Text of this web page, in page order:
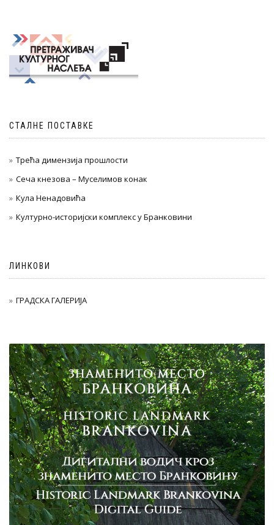
СТАЛНЕ ПОСТАВКЕ
Трећа димензија прошлости
Сеча кнезова – Муселимов конак
Кула Ненадовића
Културно-историјски комплекс у Бранковини
ЛИНКОВИ
ГРАДСКА ГАЛЕРИЈА